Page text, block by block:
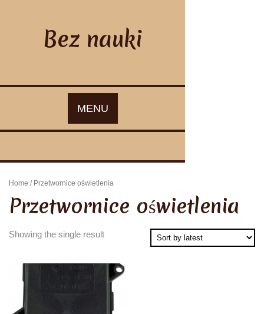
Bez nauki
MENU
Home / Przetwornice oświetlenia
Przetwornice oświetlenia
Showing the single result